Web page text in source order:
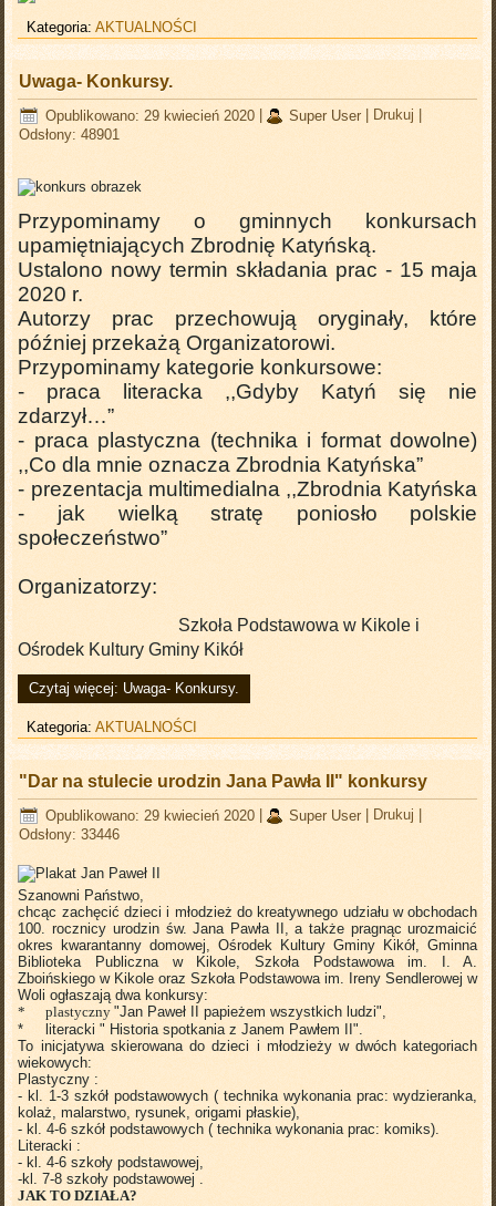
Kategoria:AKTUALNOŚCI
Uwaga- Konkursy.
Opublikowano: 29 kwiecień 2020 Super User Drukuj
Odsłony: 48901
Przypominamy o gminnych konkursach
upamiętniających Zbrodnię Katyńską.
Ustalono nowy termin składania prac - 15 maja
2020 r.
Autorzy prac przechowują oryginały, które
później przekażą Organizatorowi.
Przypominamy kategorie konkursowe:
- praca literacka ,,Gdyby Katyń się nie
zdarzył…”
- praca plastyczna (technika i format dowolne)
,,Co dla mnie oznacza Zbrodnia Katyńska”
- prezentacja multimedialna ,,Zbrodnia Katyńska
- jak wielką stratę poniosło polskie
społeczeństwo”
Organizatorzy:
Szkoła Podstawowa w Kikole i
Ośrodek Kultury Gminy Kikół
Czytaj więcej: Uwaga- Konkursy.
Kategoria:AKTUALNOŚCI
"Dar na stulecie urodzin Jana Pawła II" konkursy
Opublikowano: 29 kwiecień 2020 Super User Drukuj
Odsłony: 33446
Szanowni Państwo,
chcąc zachęcić dzieci i młodzież do kreatywnego udziału w obchodach
100. rocznicy urodzin św. Jana Pawła II, a także pragnąc urozmaicić
okres kwarantanny domowej, Ośrodek Kultury Gminy Kikół, Gminna
Biblioteka Publiczna w Kikole, Szkoła Podstawowa im. I. A.
Zboińskiego w Kikole oraz Szkoła Podstawowa im. Ireny Sendlerowej w
Woli ogłaszają dwa konkursy:
* plastyczny"Jan Paweł II papieżem wszystkich ludzi",
* literacki " Historia spotkania z Janem Pawłem II".
To inicjatywa skierowana do dzieci i młodzieży w dwóch kategoriach
wiekowych:
Plastyczny :
- kl. 1-3 szkół podstawowych ( technika wykonania prac: wydzieranka,
kolaż, malarstwo, rysunek, origami płaskie),
- kl. 4-6 szkół podstawowych ( technika wykonania prac: komiks).
Literacki :
- kl. 4-6 szkoły podstawowej,
-kl. 7-8 szkoły podstawowej .
JAK TO DZIAŁA?